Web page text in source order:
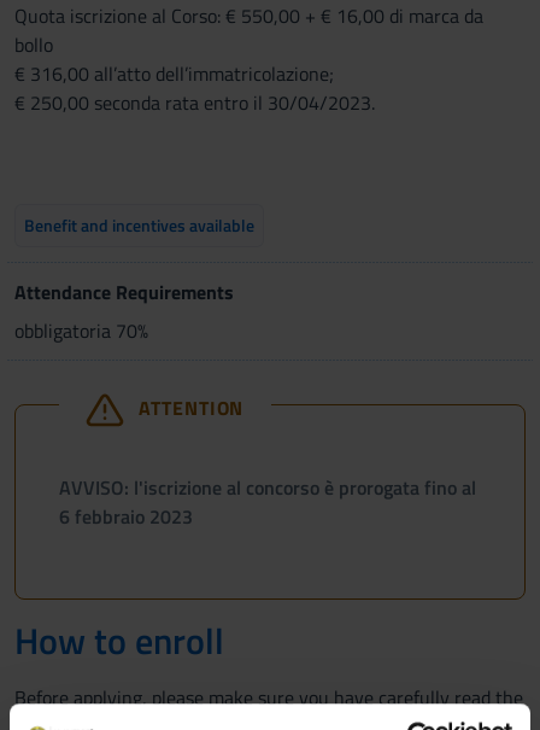
Quota iscrizione al Corso: € 550,00 + € 16,00 di marca da
bollo
€ 316,00 all’atto dell’immatricolazione;
€ 250,00 seconda rata entro il 30/04/2023.
Benefit and incentives available
Attendance Requirements
obbligatoria 70%
ATTENTION
AVVISO: l'iscrizione al concorso è prorogata fino al
6 febbraio 2023
How to enroll
Before applying, please make sure you have carefully read the